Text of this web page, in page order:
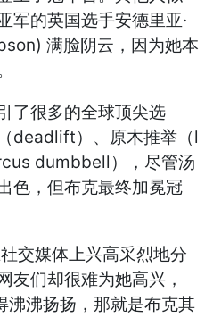
军的英国选手安德里亚·
满脸阴云，因为她本
了很多的全球顶尖选
deadlift）、原木推举（l
dumbbell），尽管汤
色，但布克最终加冕冠
交媒体上兴高采烈地分
友们却很难为她高兴，
沸沸扬扬，那就是布克其